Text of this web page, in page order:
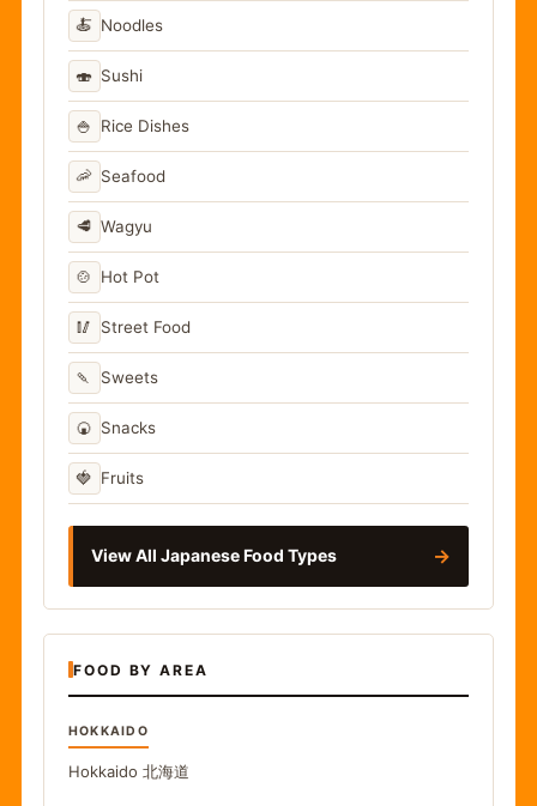
🍝 Noodles
🍣 Sushi
🍚 Rice Dishes
🦐 Seafood
🥩 Wagyu
🍲 Hot Pot
🥢 Street Food
🍡 Sweets
🍘 Snacks
🍓 Fruits
View All Japanese Food Types →
FOOD BY AREA
HOKKAIDO
Hokkaido 北海道